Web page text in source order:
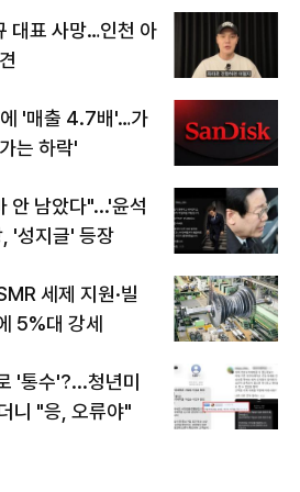
대표 사망…인천 아
'매출 4.7배'…가
는 하락'
안 남았다"...'윤석
'성지글' 등장
세제 지원·빌
5%대 강세
'통수'?...청년미
니 "응, 오류야"